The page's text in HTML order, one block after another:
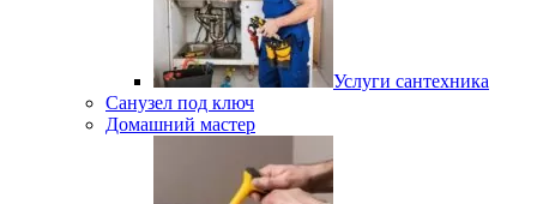
Услуги сантехника
Санузел под ключ
Домашний мастер